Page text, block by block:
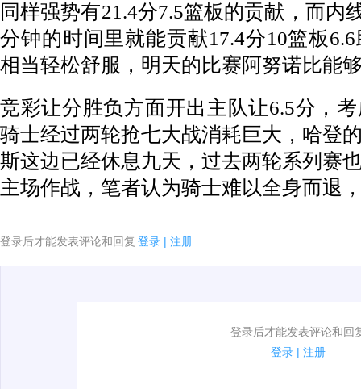
同样强势有21.4分7.5篮板的贡献，而内
分钟的时间里就能贡献17.4分10篮板
相当轻松舒服，明天的比赛阿努诺比能
竞彩让分胜负方面开出主队让6.5分，
骑士经过两轮抢七大战消耗巨大，哈登
斯这边已经休息九天，过去两轮系列赛
主场作战，笔者认为骑士难以全身而退
登录后才能发表评论和回复 登录 | 注册
登录后才能发表评论和回
登录 | 注册
1.电脑端新用户可以发表评论了！